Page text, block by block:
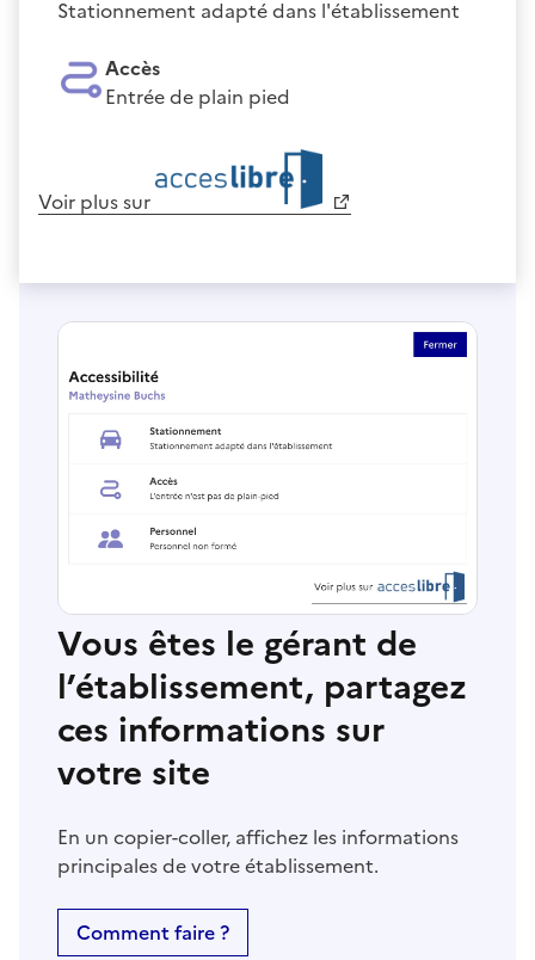
Stationnement adapté dans l'établissement
Accès
Entrée de plain pied
Voir plus sur
Vous êtes le gérant de
l’établissement, partagez
ces informations sur
votre site
En un copier-coller, affichez les informations
principales de votre établissement.
Comment faire ?